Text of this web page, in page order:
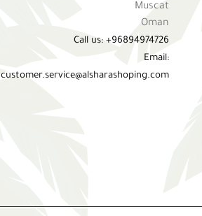
Muscat
Oman
Call us: +96894974726
Email:
customer.service@alsharashoping.com